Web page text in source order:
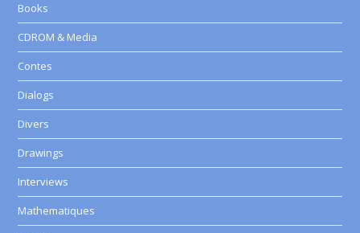
Books
CDROM & Media
Contes
Dialogs
Divers
Drawings
Interviews
Mathematiques